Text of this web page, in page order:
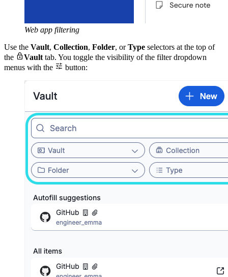
Web app filtering
Use the Vault, Collection, Folder, orType selectors at the top of
the Vaulttab. You toggle the visibility of the filter dropdown
menus with the  button: